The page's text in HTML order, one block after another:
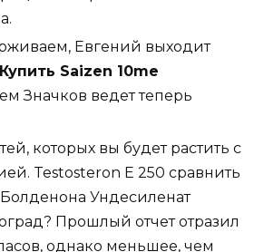
Евгений выходит
Купить Saizen 10me
Значков ведет теперь
которых вы будет растить с
Testosteron E 250 сравнить
Ундесиленат
Прошлый отчет отразил
однако меньшее, чем